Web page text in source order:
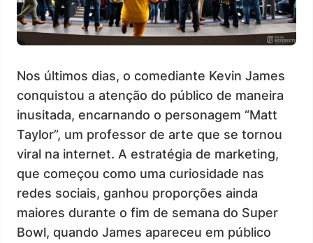
Nos últimos dias, o comediante Kevin James
conquistou a atenção do público de maneira
inusitada, encarnando o personagem “Matt
Taylor”, um professor de arte que se tornou
viral na internet. A estratégia de marketing,
que começou como uma curiosidade nas
redes sociais, ganhou proporções ainda
maiores durante o fim de semana do Super
Bowl, quando James apareceu em público